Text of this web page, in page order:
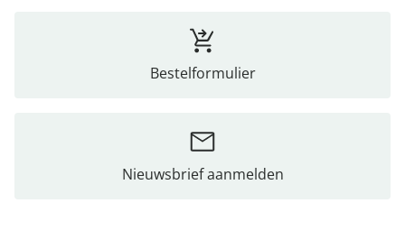
Bestelformulier
Nieuwsbrief aanmelden